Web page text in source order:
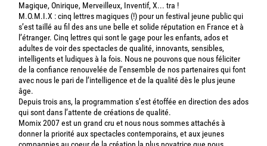
Magique, Onirique, Merveilleux, Inventif, X... tra !
M.O.M.I.X : cinq lettres magiques (!) pour un festival jeune public qui
s’est taillé au fil des ans une belle et solide réputation en France et à
l’étranger. Cinq lettres qui sont le gage pour les enfants, ados et
adultes de voir des spectacles de qualité, innovants, sensibles,
intelligents et ludiques à la fois. Nous ne pouvons que nous féliciter
de la confiance renouvelée de l’ensemble de nos partenaires qui font
avec nous le pari de l’intelligence et de la qualité dès le plus jeune
âge.
Depuis trois ans, la programmation s’est étoffée en direction des ados
qui sont dans l’attente de créations de qualité.
Momix 2007 est un grand cru et nous nous sommes attachés à
donner la priorité aux spectacles contemporains, et aux jeunes